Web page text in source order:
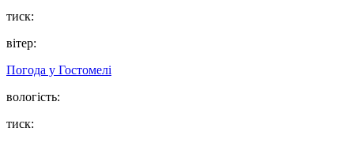
тиск:
вітер:
Погода у Гостомелі
вологість:
тиск: